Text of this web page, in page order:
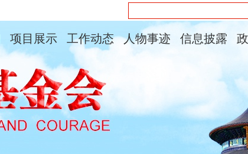
项目展示 工作动态 人物事迹 信息披露